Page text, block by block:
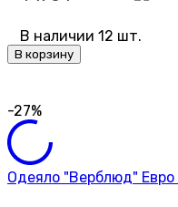
В наличии 12 шт.
В корзину
-27%
Одеяло "Верблюд"